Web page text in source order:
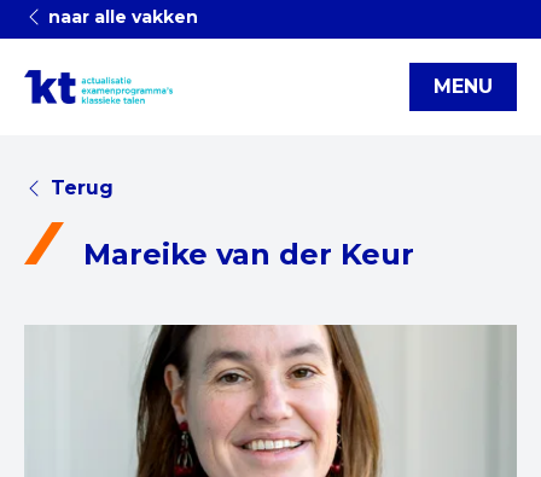
naar alle vakken
MENU
Terug
Mareike van der Keur